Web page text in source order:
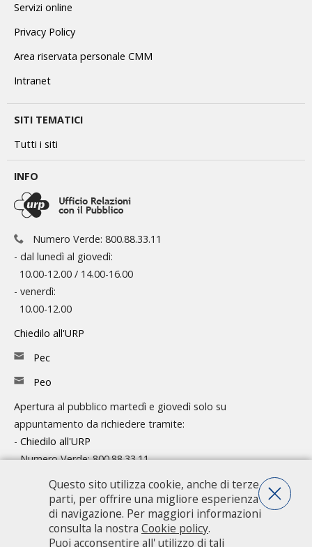
Servizi online
Privacy Policy
Area riservata personale CMM
Intranet
SITI TEMATICI
Tutti i siti
INFO
Numero Verde: 800.88.33.11
- dal lunedì al giovedì:
10.00-12.00 / 14.00-16.00
- venerdì:
10.00-12.00
Chiedilo all'URP
Pec
Peo
Apertura al pubblico martedì e giovedì solo su
appuntamento da richiedere tramite:
- Chiedilo all'URP
- Numero Verde: 800.88.33.11
Consulta l'organigramma
Accedi agli atti
Guida pratica ai servizi e alla modulistica
Questo sito utilizza cookie, anche di terze
parti, per offrire una migliore esperienza
di navigazione. Per maggiori informazioni
consulta la nostra Cookie policy.
Puoi acconsentire all' utilizzo di tali